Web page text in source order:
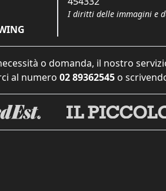
I diritti delle immagini e
o domanda, il nostro
al numero 02 89362545 o